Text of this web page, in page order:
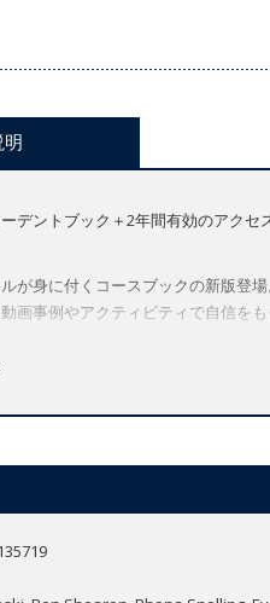
明
デントブック＋2年間有効のアク
が身に付くコースブックの新版登
画事例やアクティビティで自信を